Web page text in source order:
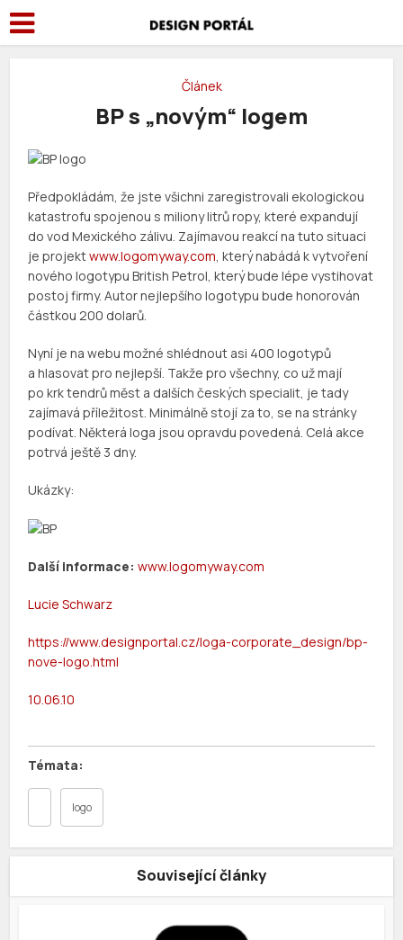
Článek
BP s „novým“ logem
Předpokládám, že jste všichni zaregistrovali ekologickou
katastrofu spojenou s miliony litrů ropy, které expandují
do vod Mexického zálivu. Zajímavou reakcí na tuto situaci
je projektwww.logomyway.com, který nabádá k vytvoření
nového logotypu British Petrol, který bude lépe vystihovat
postoj firmy. Autor nejlepšího logotypu bude honorován
částkou 200 dolarů.
Nyní je na webu možné shlédnout asi 400 logotypů
a hlasovat pro nejlepší. Takže pro všechny, co už mají
po krk tendrů měst a dalších českých specialit, je tady
zajímavá příležitost. Minimálně stojí za to, se na stránky
podívat. Některá loga jsou opravdu povedená. Celá akce
potrvá ještě 3 dny.
Ukázky:
Další informace: www.logomyway.com
Lucie Schwarz
https://www.designportal.cz/loga-corporate_design/bp-
nove-logo.html
10.06.10
logo
Související články